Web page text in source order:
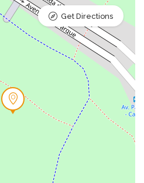
Get Directions